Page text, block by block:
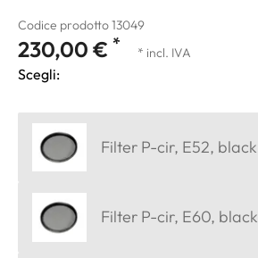
Codice prodotto 13049
230,00 € * * incl. IVA
Scegli:
Filter P-cir, E52, black
Filter P-cir, E60, black